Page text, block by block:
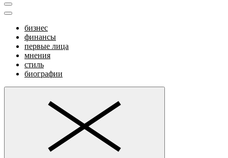
бизнес
финансы
первые лица
мнения
стиль
биографии